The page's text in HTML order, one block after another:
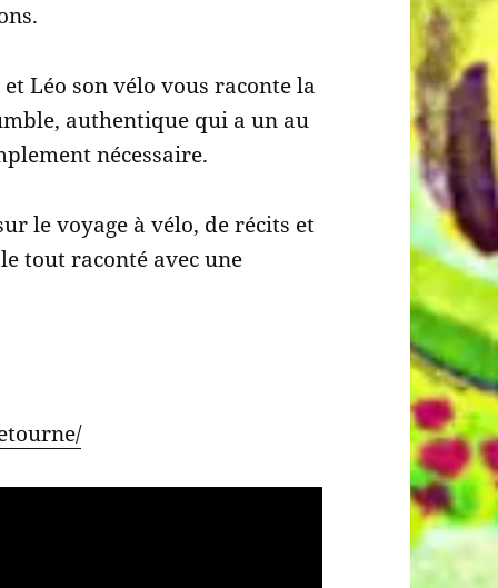
Léo son vélo vous raconte la
authentique qui a un au
nécessaire.
le voyage à vélo, de récits et
tout raconté avec une